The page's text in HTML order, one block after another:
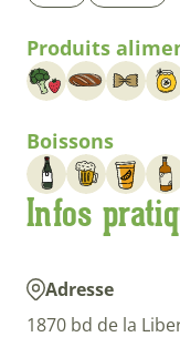
Produits
Boissons
Infos
Adresse
1870 bd de la